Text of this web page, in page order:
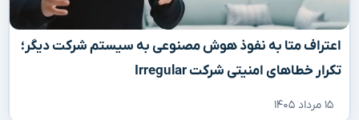
اعتراف متا به نفوذ هوش مصنوعی به سیستم شرکت دیگر؛
تکرار خطاهای امنیتی شرکت Irregular
۱۵ مرداد ۱۴۰۵